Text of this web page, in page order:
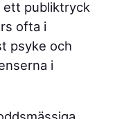
ett publiktryck
ofta i
psyke och
i